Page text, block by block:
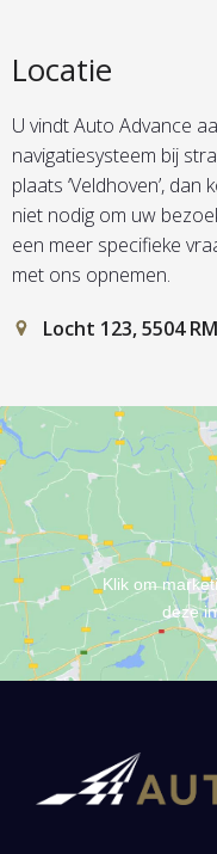
Locatie
U vindt Auto Advance
navigatiesysteem bij
plaats ‘Veldhoven’,
niet nodig om uw
een meer specifieke
met ons opnemen.
Locht 123, 5504
Klik om
deze